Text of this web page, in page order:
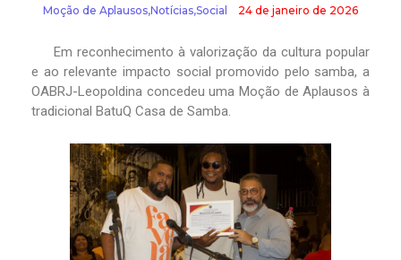
Moção de Aplausos,Notícias,Social 24 de janeiro de 2026
Em reconhecimento à valorização da cultura popular
e ao relevante impacto social promovido pelo samba, a
OABRJ-Leopoldina concedeu uma Moção de Aplausos à
tradicional BatuQ Casa de Samba.